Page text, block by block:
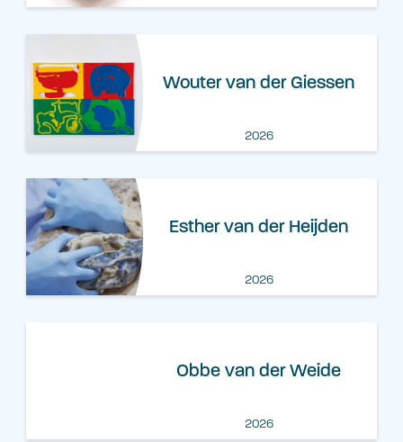
Wouter van der Giessen
2026
Esther van der Heijden
2026
Obbe van der Weide
2026